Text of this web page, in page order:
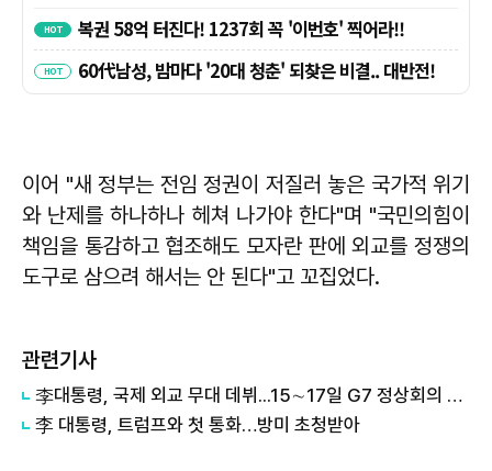
이어 "새 정부는 전임 정권이 저질러 놓은 국가적 위기
와 난제를 하나하나 헤쳐 나가야 한다"며 "국민의힘이
책임을 통감하고 협조해도 모자란 판에 외교를 정쟁의
도구로 삼으려 해서는 안 된다"고 꼬집었다.
관련기사
李대통령, 국제 외교 무대 데뷔...15∼17일 G7 정상회의 참석
李 대통령, 트럼프와 첫 통화…방미 초청받아